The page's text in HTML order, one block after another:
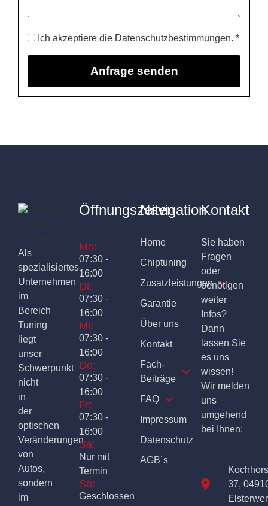
Ich akzeptiere die Datenschutzbestimmungen. *
Als
spezialisiertes
Unternehmen
im
Bereich
Tuning
liegt
unser
Schwerpunkt
nicht
in
der
optischen
Veränderungen
von
Autos,
sondern
im
Öffnungszeiten
Mo:
07:30 -
16:00
Di:
07:30 -
16:00
Mi:
07:30 -
16:00
Do:
07:30 -
16:00
Fr:
07:30 -
16:00
Sa:
Nur mit
Termin
So:
Geschlossen
Navigation
Home
Chiptuning
Zusatzleistungen
Garantie
Über uns
Kontakt
Fach-
Beiträge
FAQ
Impressum
Datenschutz
AGB´s
Kontakt
Sie haben
Fragen
oder
benötigen
weiter
Infos?
Dann
lassen Sie
es uns
wissen!
Wir melden
uns
umgehend
bei Ihnen:
37,